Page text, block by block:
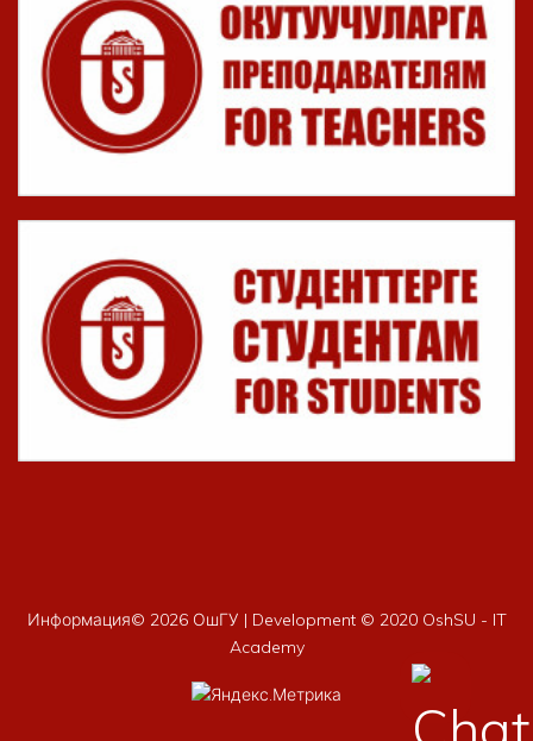
Информация© 2026 ОшГУ | Development © 2020 OshSU - IT
Academy